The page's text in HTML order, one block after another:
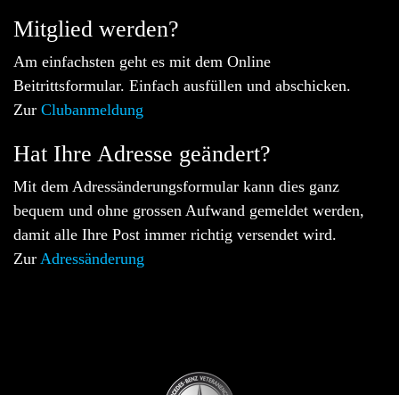
Mitglied werden?
Am einfachsten geht es mit dem Online
Beitrittsformular. Einfach ausfüllen und abschicken.
Zur Clubanmeldung
Hat Ihre Adresse geändert?
Mit dem Adressänderungsformular kann dies ganz
bequem und ohne grossen Aufwand gemeldet werden,
damit alle Ihre Post immer richtig versendet wird.
Zur Adressänderung